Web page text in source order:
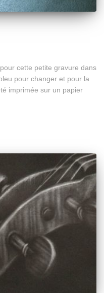
cette petite gravure dans
pour changer et pour la
imprimée sur un papier